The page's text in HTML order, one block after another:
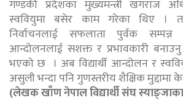
गण्डकी प्रदेशका मुख्यमन्त्री खगराज
स्ववियुमा बसेर काम गरेका थिए ।
निर्वाचनलाई सफलाता पुर्वक सम्पन्न
आन्दोलनलाई सशक्त र प्रभावकारी
भएको छ । अब विद्यार्थी आन्दोलन र
असुली भन्दा पनि गुणस्तरीय शैक्षिक मुद्दामा
(लेखक खाँण नेपाल विद्यार्थी संघ